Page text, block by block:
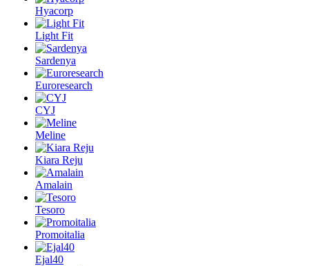
Hyacorp
Light Fit
Sardenya
Euroresearch
CYJ
Meline
Kiara Reju
Amalain
Tesoro
Promoitalia
Ejal40